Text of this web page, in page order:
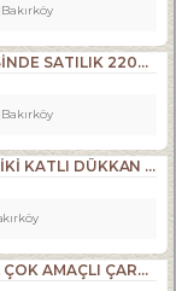
Bakırköy
BAKIRKÖY İNCİRLİ CADDESINDE SATILIK 2200M2 ACİL DÜKKAN
Bakırköy
BAKIRKÖY İNCİRLİ SATILIK İKİ KATLI DÜKKAN YENİ BİNA
BAKIRKÖY ÜLKÜ SOKAKTA ÇOK AMAÇLI ÇARŞI DÜKKANI